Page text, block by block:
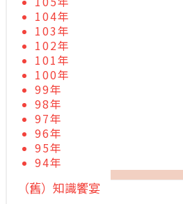
104年
103年
102年
101年
100年
99年
98年
97年
96年
95年
94年
（舊）知識饗宴